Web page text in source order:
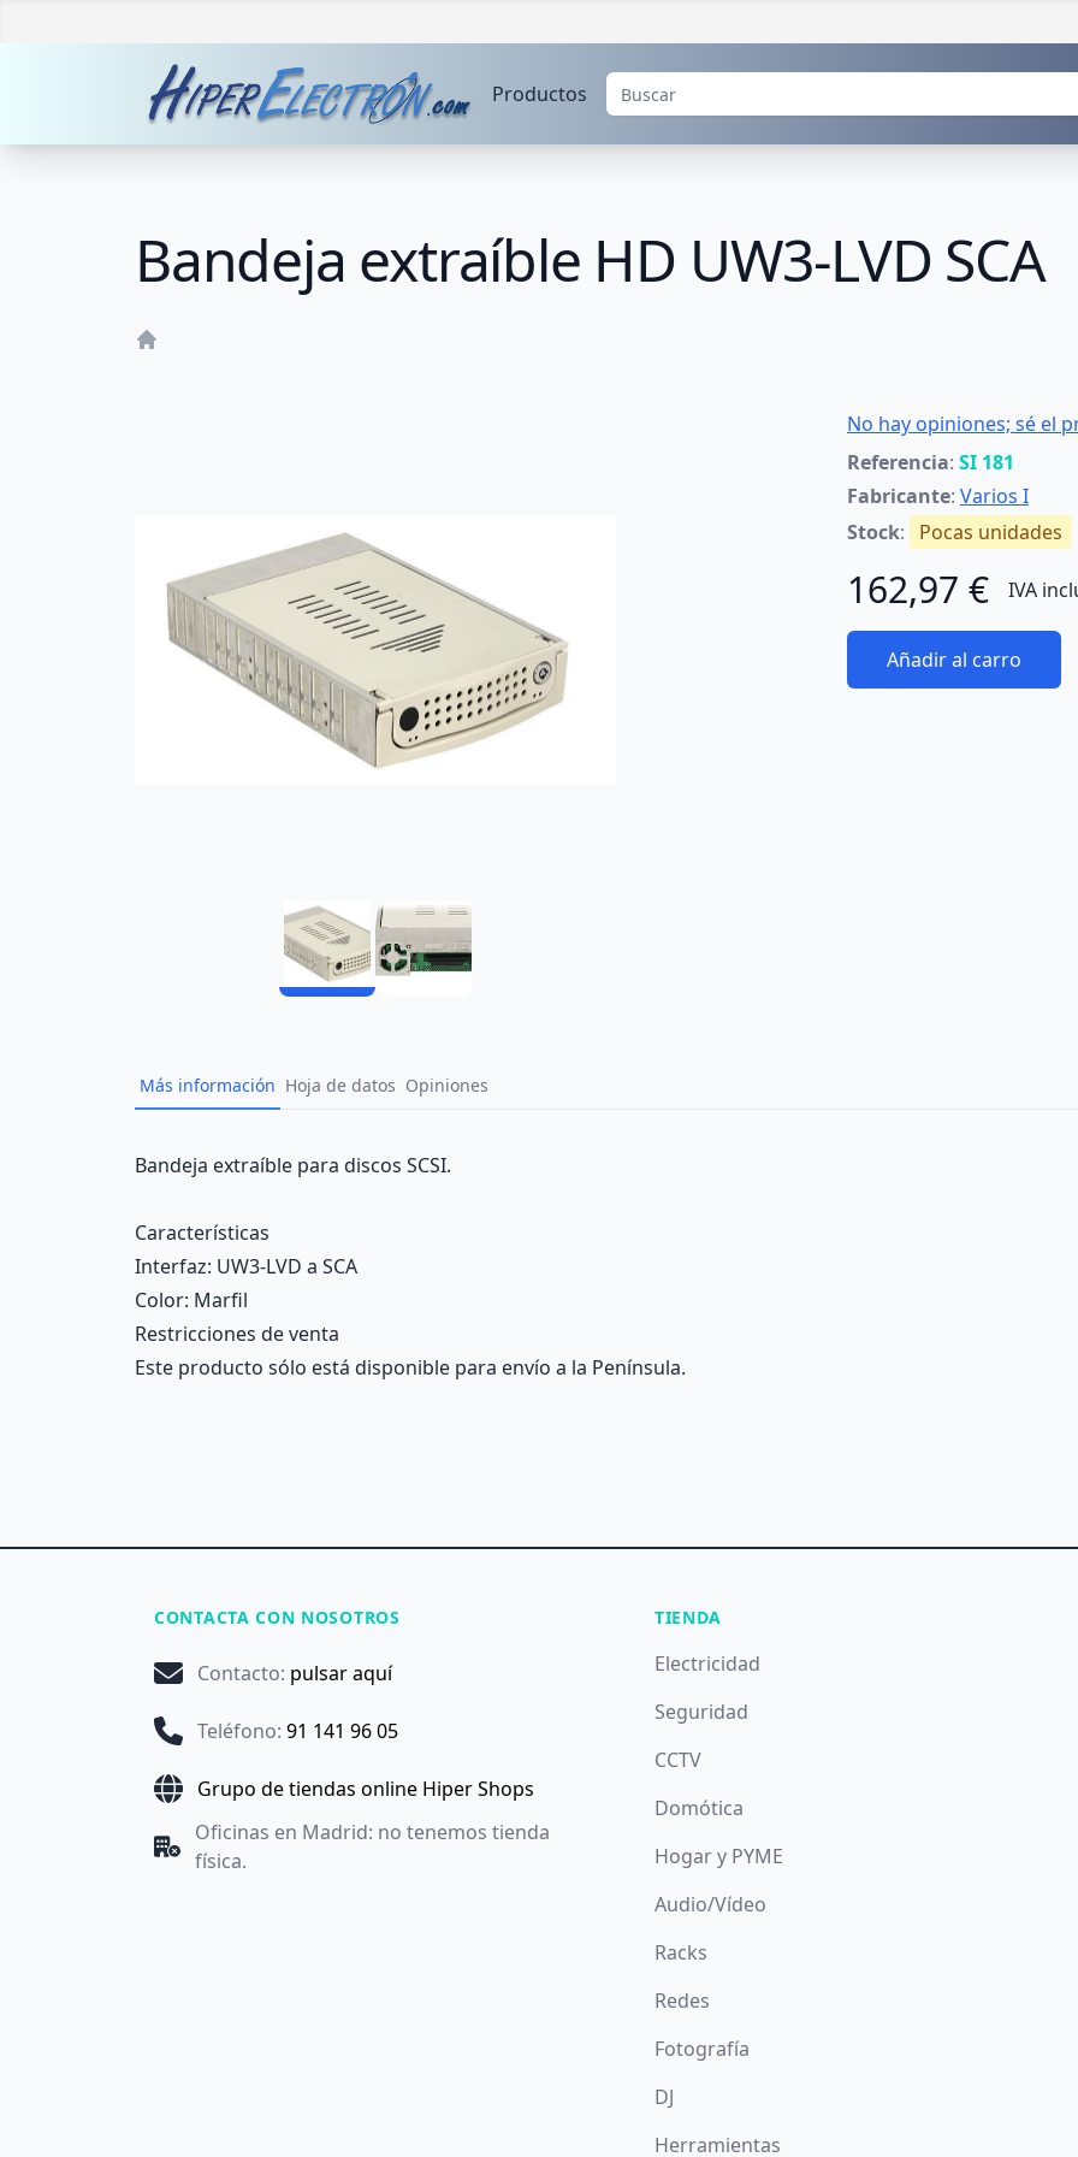
Productos
Bandeja extraíble HD UW3-LVD SCA
No hay opiniones; sé el
Referencia: SI 181
Fabricante: Varios I
Stock: Pocas unidades
162,97 € IVA
Añadir al carro
Más información Hoja de datos Opiniones
Description
Bandeja extraíble para discos SCSI.
Características
Interfaz: UW3-LVD a SCA
Color: Marfil
Restricciones de venta
Este producto sólo está disponible para envío a la Península.
CONTACTA CON NOSOTROS
Contacto: pulsar aquí
Teléfono: 91 141 96 05
Grupo de tiendas online Hiper Shops
Oficinas en Madrid: no tenemos tienda
física.
TIENDA
Electricidad
Seguridad
CCTV
Domótica
Hogar y PYME
Audio/Vídeo
Racks
Redes
Fotografía
DJ
Herramientas